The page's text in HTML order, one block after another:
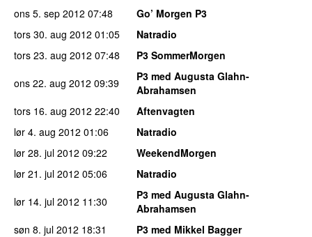
ons 5. sep 2012 07:48
Go’ Morgen P3
tors 30. aug 2012 01:05
Natradio
tors 23. aug 2012 07:48
P3 SommerMorgen
ons 22. aug 2012 09:39
P3 med Augusta Glahn-
Abrahamsen
tors 16. aug 2012 22:40
Aftenvagten
lør 4. aug 2012 01:06
Natradio
lør 28. jul 2012 09:22
WeekendMorgen
lør 21. jul 2012 05:06
Natradio
lør 14. jul 2012 11:30
P3 med Augusta Glahn-
Abrahamsen
søn 8. jul 2012 18:31
P3 med Mikkel Bagger